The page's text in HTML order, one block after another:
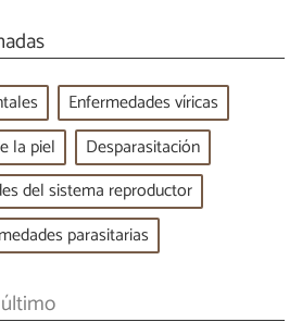
Enfermedades víricas
la piel
Desparasitación
del sistema reproductor
parasitarias